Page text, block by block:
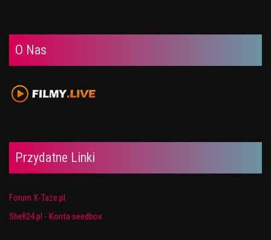
O Nas
Przydatne Linki
Forum X-Taze.pl
Shell24.pl - Konta seedbox